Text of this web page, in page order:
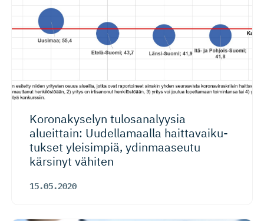
Koronakyselyn tulosanalyysia
alueittain: Uudellamaalla haittavai­ku­
tukset yleisimpiä, ydinmaaseutu
kärsinyt vähiten
15.05.2020